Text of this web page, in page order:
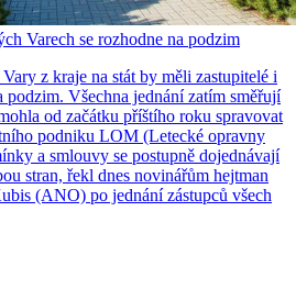
Varech se rozhodne na podzim
z kraje na stát by měli zastupitelé i
podzim. Všechna jednání zatím směřují
od začátku příštího roku spravovat
podniku LOM (Letecké opravny
a smlouvy se postupně dojednávají
stran, řekl dnes novinářům hejtman
(ANO) po jednání zástupců všech